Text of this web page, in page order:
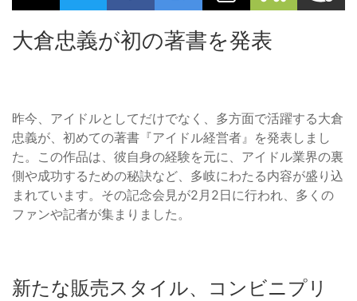
大倉忠義が初の著書を発表
昨今、アイドルとしてだけでなく、多方面で活躍する大倉
忠義が、初めての著書『アイドル経営者』を発表しまし
た。この作品は、彼自身の経験を元に、アイドル業界の裏
側や成功するための秘訣など、多岐にわたる内容が盛り込
まれています。その記念会見が2月2日に行われ、多くの
ファンや記者が集まりました。
新たな販売スタイル、コンビニプリ